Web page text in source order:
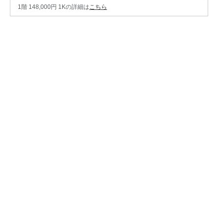
1階 148,000円 1Kの詳細は こちら